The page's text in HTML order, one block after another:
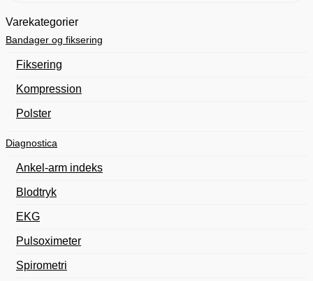
Varekategorier
Bandager og fiksering
Fiksering
Kompression
Polster
Diagnostica
Ankel-arm indeks
Blodtryk
EKG
Pulsoximeter
Spirometri